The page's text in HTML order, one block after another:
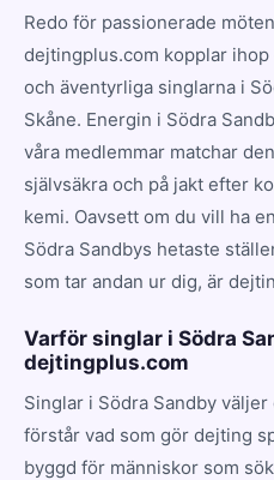
Redo för passionerade
dejtingplus.com kopplar
och äventyrliga singlarna i
Skåne. Energin i Södra
våra medlemmar matchar
självsäkra och på jakt efter
kemi. Oavsett om du vill ha
Södra Sandbys hetaste
som tar andan ur dig, är
Varför singlar i Södra
dejtingplus.com
Singlar i Södra Sandby
förstår vad som gör dejting
byggd för människor som